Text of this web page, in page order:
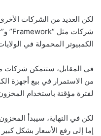
لكن العديد من الشركات
الكمبيوتر المحمولة في
في المقابل، ستتمكن شركات
من الاستمرار في بيع أجهزة
لفترة مؤقتة باستخدام
لكن في النهاية، سيبدأ
إما إلى رفع الأسعار بشكل